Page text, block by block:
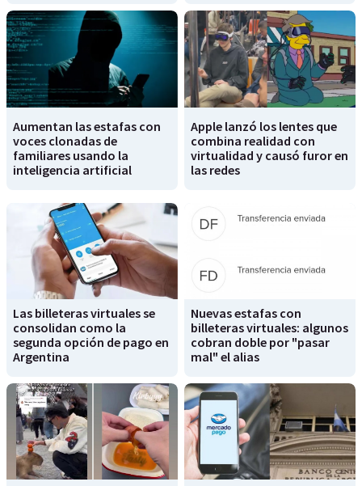
Aumentan las estafas con
voces clonadas de
familiares usando la
inteligencia artificial
Apple lanzó los lentes que
combina realidad con
virtualidad y causó furor en
las redes
Las billeteras virtuales se
consolidan como la
segunda opción de pago en
Argentina
Nuevas estafas con
billeteras virtuales: algunos
cobran doble por "pasar
mal" el alias